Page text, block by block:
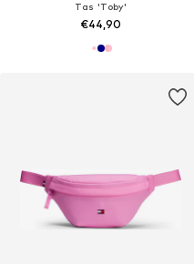
Tas 'Toby'
€44,90